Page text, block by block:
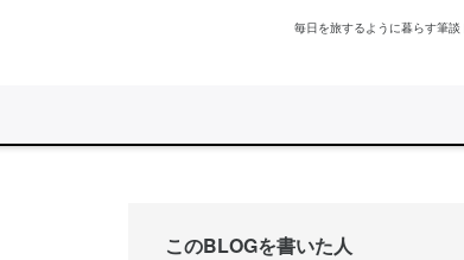
毎日を旅するように暮らす筆談
このBLOGを書いた人